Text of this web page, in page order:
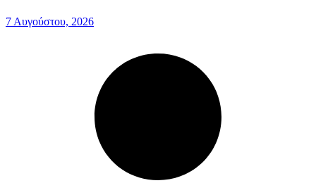
7 Αυγούστου, 2026